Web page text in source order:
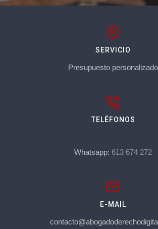
SERVICIO
Presupuesto personalizado
TELÉFONOS
Whatsapp: 613 674 272
E-MAIL